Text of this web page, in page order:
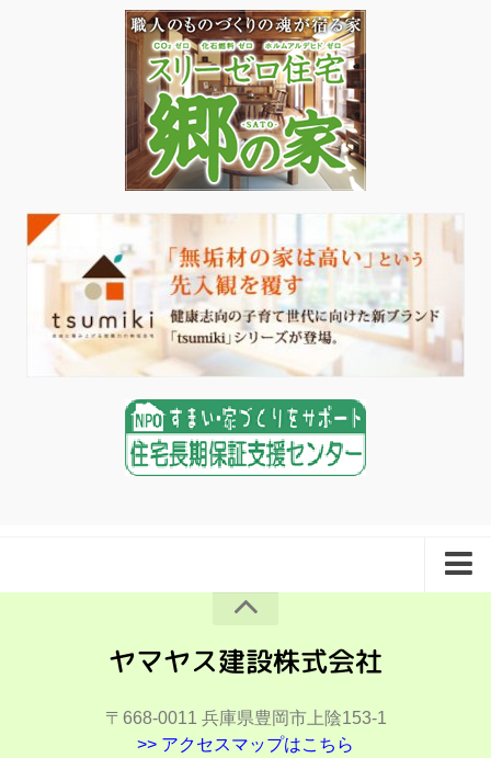
〒668-0011 兵庫県豊岡市上陰153-1
>> アクセスマップはこちら